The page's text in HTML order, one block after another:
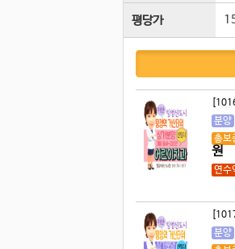
평당가
분양
총보
원
연수
분양